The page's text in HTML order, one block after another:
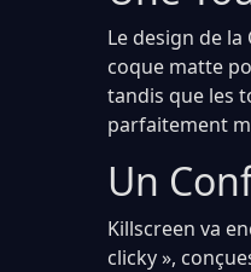
Le design de
coque matte
tandis que les
parfaitement
Un
Killscreen va
clicky »,